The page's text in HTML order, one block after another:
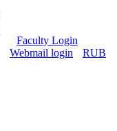
Faculty Login
Webmail login
RUB